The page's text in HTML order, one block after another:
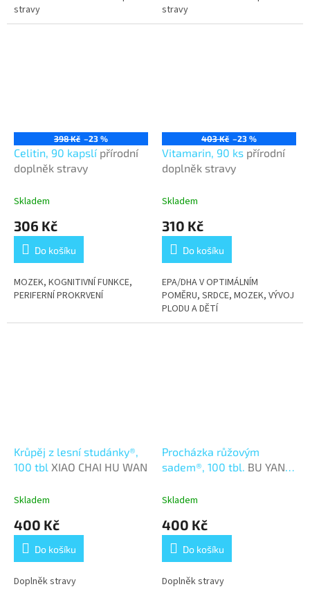
stravy
stravy
398 Kč –23 %
Celitin, 90 kapslí přírodní
doplněk stravy
Skladem
306 Kč
Do košíku
MOZEK, KOGNITIVNÍ FUNKCE,
PERIFERNÍ PROKRVENÍ
403 Kč –23 %
Vitamarin, 90 ks přírodní
doplněk stravy
Skladem
310 Kč
Do košíku
EPA/DHA V OPTIMÁLNÍM
POMĚRU, SRDCE, MOZEK, VÝVOJ
PLODU A DĚTÍ
Krůpěj z lesní studánky®,
100 tbl XIAO CHAI HU WAN
Skladem
400 Kč
Do košíku
Doplněk stravy
Procházka růžovým
sadem®, 100 tbl. BU YANG
Skladem
400 Kč
Do košíku
Doplněk stravy